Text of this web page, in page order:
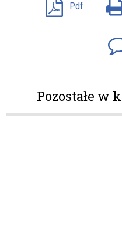
Pdf
Pozostałe w